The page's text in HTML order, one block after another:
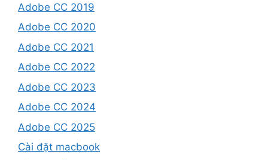
Adobe CC 2019
Adobe CC 2020
Adobe CC 2021
Adobe CC 2022
Adobe CC 2023
Adobe CC 2024
Adobe CC 2025
Cài đặt macbook